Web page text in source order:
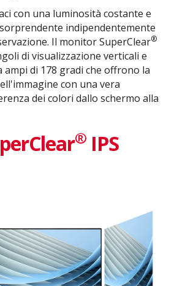
con una luminosità costante e
indipendentemente
Il monitor SuperClear®
di visualizzazione verticali e
di 178 gradi che offrono la
con una vera
dei colori dallo schermo alla
® IPS